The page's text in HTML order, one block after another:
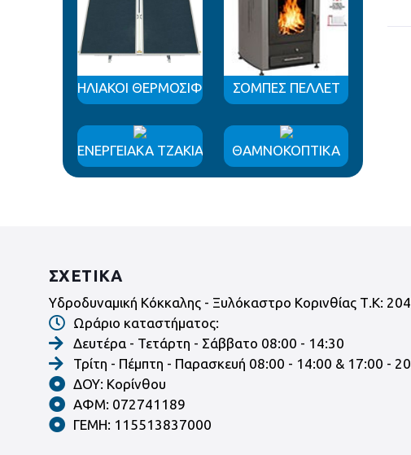
ΗΛΙΑΚΟΙ ΘΕΡΜΟΣΙΦΩΝΕΣΣΟΜΠΕΣ ΠΕΛΛΕΤ
ΕΝΕΡΓΕΙΑΚΑ ΤΖΑΚΙΑ ΘΑΜΝΟΚΟΠΤΙΚΑ
ΣΧΕΤΙΚΑ
Υδροδυναμική Κόκκαλης - Ξυλόκαστρο Κορινθίας Τ.Κ:
Ωράριο καταστήματος:
Δευτέρα - Τετάρτη - Σάββατο 08:00 - 14:30
Τρίτη - Πέμπτη - Παρασκευή 08:00 - 14:00 & 17:00 -
ΔΟΥ: Κορίνθου
ΑΦΜ: 072741189
ΓΕΜΗ: 115513837000